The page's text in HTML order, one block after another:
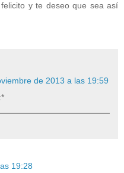
y te deseo que sea así
de 2013 a las 19:59
19:28